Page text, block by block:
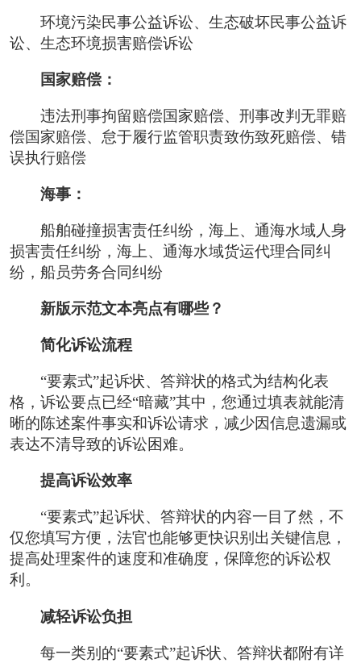
环境污染民事公益诉讼、生态破坏民事公益诉
讼、生态环境损害赔偿诉讼
国家赔偿：
违法刑事拘留赔偿国家赔偿、刑事改判无罪赔
偿国家赔偿、怠于履行监管职责致伤致死赔偿、错
误执行赔偿
海事：
船舶碰撞损害责任纠纷，海上、通海水域人身
损害责任纠纷，海上、通海水域货运代理合同纠
纷，船员劳务合同纠纷
新版示范文本亮点有哪些？
简化诉讼流程
“要素式”起诉状、答辩状的格式为结构化表
格，诉讼要点已经“暗藏”其中，您通过填表就能清
晰的陈述案件事实和诉讼请求，减少因信息遗漏或
表达不清导致的诉讼困难。
提高诉讼效率
“要素式”起诉状、答辩状的内容一目了然，不
仅您填写方便，法官也能够更快识别出关键信息，
提高处理案件的速度和准确度，保障您的诉讼权
利。
减轻诉讼负担
每一类别的“要素式”起诉状、答辩状都附有详